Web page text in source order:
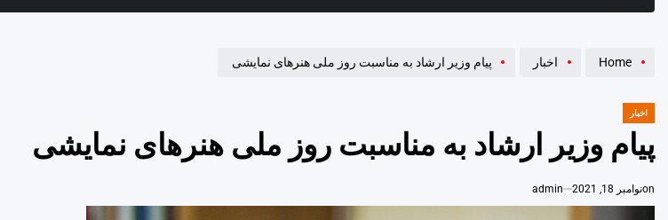
Home اخبار پیام وزیر ارشاد به مناسبت روز ملی هنرهای نمایشی
POSTED
اخبار
پیام وزیر ارشاد به مناسبت روز ملی هنرهای نمایشی
onنوامبر 18, 2021 admin